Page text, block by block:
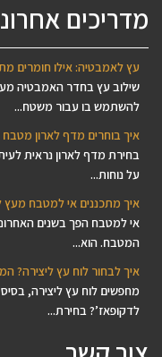
מדריכים
עץ לאמבטיה: אילו חומרים
שילוב עץ בחדר האמבטיה
להשתמש בו עבור משטח...
איך בוחרים מדף לארון מטבח
בחירת מדף לארון נראית
על נוחות...
איך מתכננים אי למטבח מעץ
אי למטבח הפך בשנים
המטבח. הוא...
איך לבחור לוח עץ ליצירה?
מחפשים לוח עץ ליצירה,
לדקופאז’? בחירת...